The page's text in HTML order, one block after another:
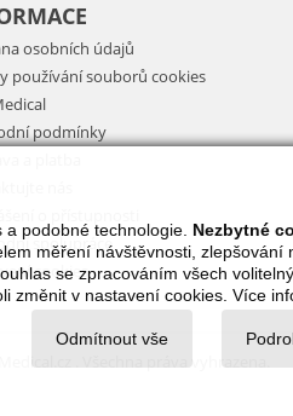
osobních údajů
používání souborů cookies
podmínky
spolupráce
cookies
podobné technologie. Nezbytné
měření návštěvnosti,
se zpracováním všech
změnit v nastavení cookies. Více
Odmítnout vše
. Všechna práva vyhrazena.